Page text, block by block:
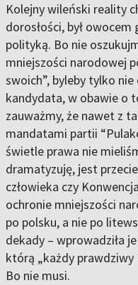
Kolejny wileński reality
dorosłości, był
polityką. Bo nie
mniejszości narodowej
swoich”, byleby tylko
kandydata, w obawie o
zauważmy, że nawet z
mandatami partii
świetle prawa nie
dramatyzuję, jest
człowieka czy
ochronie mniejszości
po polsku, a nie po
dekady – wprowadziła
którą „każdy prawdziwy
Bo nie musi.